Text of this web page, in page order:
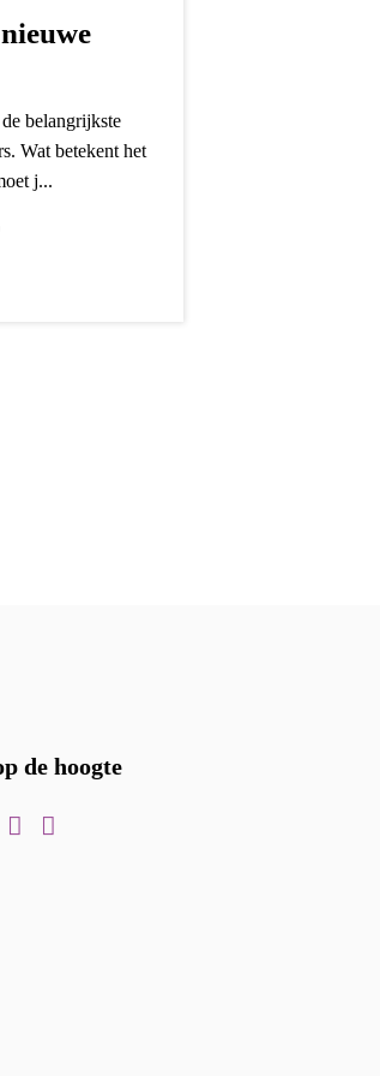
belangrijkste
Wat betekent het
j...
de hoogte